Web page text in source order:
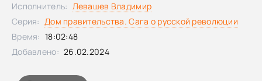
Исполнитель: Левашев Владимир
Серия: Дом правительства. Сага о русской революции
Время: 18:02:48
Добавлено: 26.02.2024